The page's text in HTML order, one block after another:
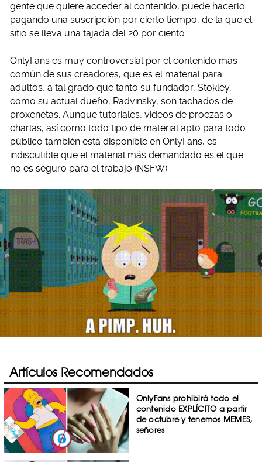
gente que quiere acceder al contenido, puede hacerlo
pagando una suscripción por cierto tiempo, de la que el
sitio se lleva una tajada del 20 por ciento.
OnlyFans es muy controversial por el contenido más
común de sus creadores, que es el material para
adultos, a tal grado que tanto su fundador, Stokley,
como su actual dueño, Radvinsky, son tachados de
proxenetas. Aunque tutoriales, videos de proezas o
charlas, así como todo tipo de material apto para todo
público también está disponible en OnlyFans, es
indiscutible que el material más demandado es el que
no es seguro para el trabajo (NSFW).
Artículos Recomendados
OnlyFans prohibirá todo el
contenido EXPLÍCITO a partir
de octubre y tenemos MEMES,
señores